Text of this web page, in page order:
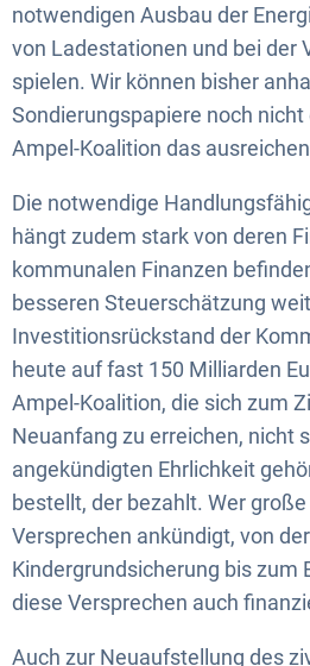
notwendigen Ausbau der
von Ladestationen und bei der
spielen. Wir können bisher
Sondierungspapiere noch nicht
Ampel-Koalition das
Die notwendige
hängt zudem stark von deren
kommunalen Finanzen
besseren Steuerschätzung
Investitionsrückstand der
heute auf fast 150 Milliarden
Ampel-Koalition, die sich zum
Neuanfang zu erreichen, nicht
angekündigten Ehrlichkeit
bestellt, der bezahlt. Wer
Versprechen ankündigt, von der
Kindergrundsicherung bis zum
diese Versprechen auch
Auch zur Neuaufstellung des